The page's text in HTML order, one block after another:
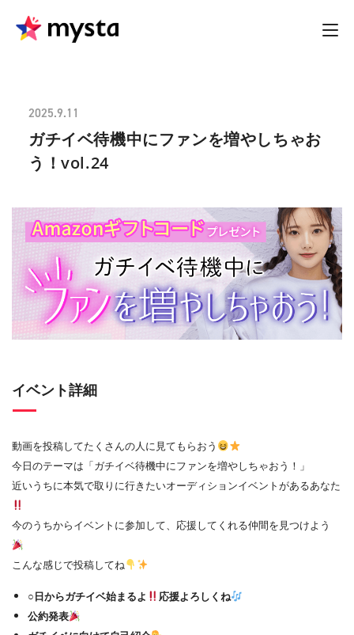
2025.9.11
ガチイベ待機中にファンを増やしちゃお
う！vol.24
イベント詳細
動画を投稿してたくさんの人に見てもらおう
今日のテーマは「ガチイベ待機中にファンを増やしちゃおう！」
近いうちに本気で取りに行きたいオーディションイベントがあるあなた
今のうちからイベントに参加して、応援してくれる仲間を見つけよう
こんな感じで投稿してね
○日からガチイベ始まるよ
応援よろしくね
公約発表